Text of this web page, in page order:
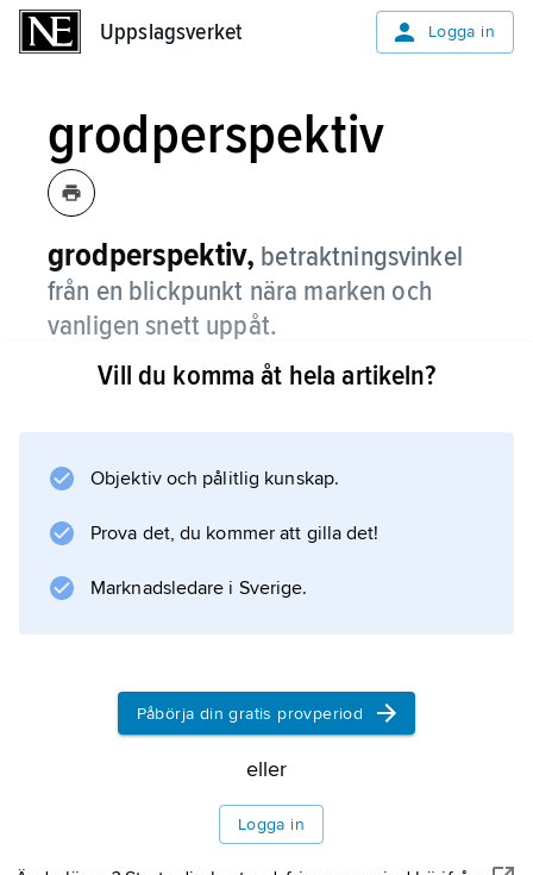
Uppslagsverket Logga in
grodperspektiv
grodperspektiv, betraktningsvinkel
från en blickpunkt nära marken och
vanligen snett uppåt.
Ordet används också för den lilla varelsens
Vill du komma åt hela artikeln?
Objektiv och pålitlig kunskap.
Prova det, du kommer att gilla det!
Marknadsledare i Sverige.
Påbörja din gratis provperiod
eller
Logga in